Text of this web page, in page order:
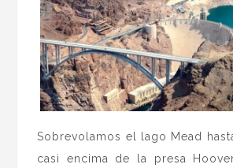
Sobrevolamos el lago Mead
casi encima de la presa